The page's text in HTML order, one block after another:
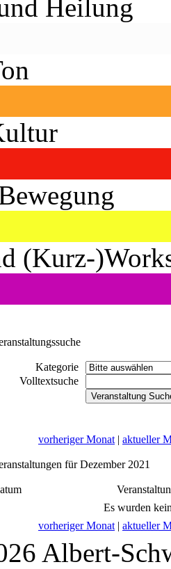
Heilung
(Kurz-
Kategorie
Volltextsuche
vorheriger Monat | aktueller
für Dezember 2021
Es wurden
vorheriger Monat | aktueller
Albert-